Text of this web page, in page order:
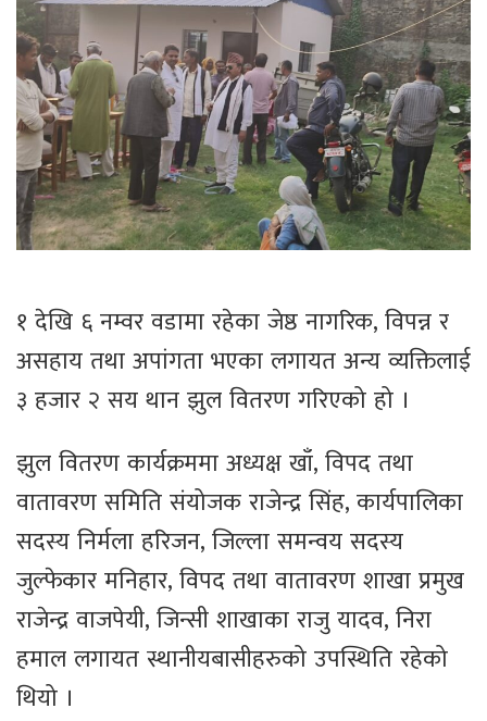
१ देखि ६ नम्वर वडामा रहेका जेष्ठ नागरिक, विपन्न र
असहाय तथा अपांगता भएका लगायत अन्य व्यक्तिलाई
३ हजार २ सय थान झुल वितरण गरिएको हो ।
झुल वितरण कार्यक्रममा अध्यक्ष खाँ, विपद तथा
वातावरण समिति संयोजक राजेन्द्र सिंह, कार्यपालिका
सदस्य निर्मला हरिजन, जिल्ला समन्वय सदस्य
जुल्फेकार मनिहार, विपद तथा वातावरण शाखा प्रमुख
राजेन्द्र वाजपेयी, जिन्सी शाखाका राजु यादव, निरा
हमाल लगायत स्थानीयबासीहरुको उपस्थिति रहेको
थियो ।